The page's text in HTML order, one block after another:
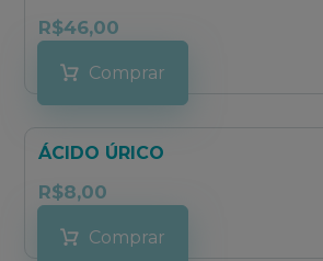
R$46,00
Comprar
ÁCIDO ÚRICO
R$8,00
Comprar